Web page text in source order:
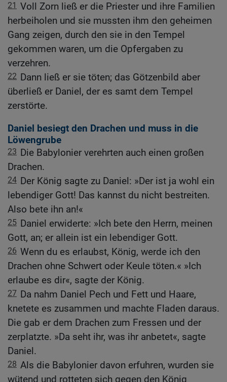
21 Voll Zorn ließ er die Priester und ihre Familien
herbeiholen und sie mussten ihm den geheimen
Gang zeigen, durch den sie in den Tempel
gekommen waren, um die Opfergaben zu
verzehren.
22 Dann ließ er sie töten; das Götzenbild aber
überließ er Daniel, der es samt dem Tempel
zerstörte.
Daniel besiegt den Drachen und muss in die
Löwengrube
23 Die Babylonier verehrten auch einen großen
Drachen.
24 Der König sagte zu Daniel: »Der ist ja wohl ein
lebendiger Gott! Das kannst du nicht bestreiten.
Also bete ihn an!«
25 Daniel erwiderte: »Ich bete den Herrn, meinen
Gott, an; er allein ist ein lebendiger Gott.
26 Wenn du es erlaubst, König, werde ich den
Drachen ohne Schwert oder Keule töten.« »Ich
erlaube es dir«, sagte der König.
27 Da nahm Daniel Pech und Fett und Haare,
knetete es zusammen und machte Fladen daraus.
Die gab er dem Drachen zum Fressen und der
zerplatzte. »Da seht ihr, was ihr anbetet«, sagte
Daniel.
28 Als die Babylonier davon erfuhren, wurden sie
wütend und rotteten sich gegen den König